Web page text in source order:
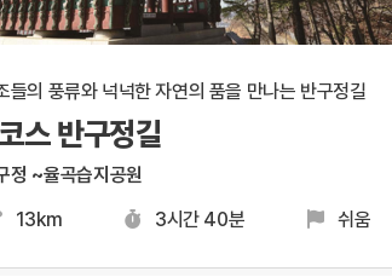
들의 풍류와 넉넉한 자연의 품을 만나는 반구정길
스 반구정길
정 ~율곡습지공원
13km
3시간 40분 쉬움